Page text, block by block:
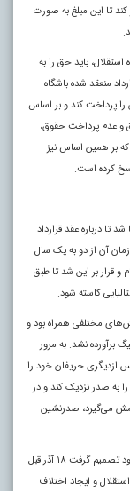
کند تا این مبلغ به صورت
باید حق را به
منعقد شده باشگاه
پرداخت کند و بر اساس
و عدم پرداخت حقوق،
بر همین اساس نیز
کرده است.
تا درباره عقد قرارداد
آن از دو به یک سال
و قرار بر این شد تا طبق
کاسته شود.
مختلفی همراه بود و
برآورده نشد. به مرور
ازدیگری حریفان خود را
به صدر نزدیک کند و در
می‌گیرد، صدرنشین
استراماچونی در شرایطی که تیمش را صدرنشین لیگ برتر کرده بود تصمیم گرفت ۱۸ آذر قبل
و ایجاد اختلاف